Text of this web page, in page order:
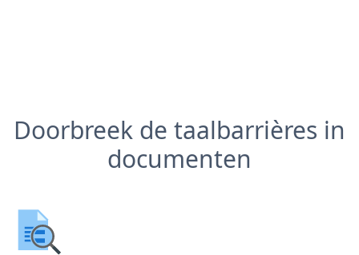
Doorbreek de taalbarrières in
documenten